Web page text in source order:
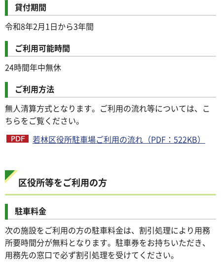
貸付期間
令和8年2月1日から3年間
ご利用可能時間
24時間年中無休
ご利用方法
無人清算方式となります。ご利用の流れ等については、こ
ちらをご覧ください。
若林区役所駐車場ご利用の流れ（PDF：522KB）
区役所等をご利用の方
駐車料金
次の施設をご利用の方の駐車料金は、割引処理により用務
所要時間分が無料となります。駐車券をお持ちいただき、
用務先の窓口で必ず割引処理を受けてください。